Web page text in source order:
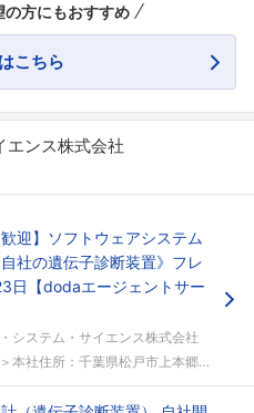
しました
方にもおすすめ
こちら
エンス株式会社
歓迎】ソフトウェアシステム
社の遺伝子診断装置》フレ
日【dodaエージェントサー
システム・サイエンス株式会社
社住所：千葉県松戸市上本郷88 勤...